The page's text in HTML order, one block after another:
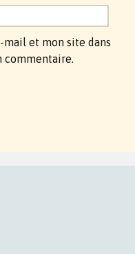
mail et mon site dans
commentaire.